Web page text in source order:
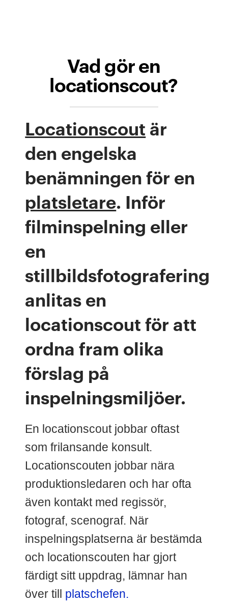
Vad gör en
locationscout?
Locationscout är
den engelska
benämningen för en
platsletare. Inför
filminspelning eller
en
stillbildsfotografering
anlitas en
locationscout för att
ordna fram olika
förslag på
inspelningsmiljöer.
En locationscout jobbar oftast
som frilansande konsult.
Locationscouten jobbar nära
produktionsledaren och har ofta
även kontakt med regissör,
fotograf, scenograf. När
inspelningsplatserna är bestämda
och locationscouten har gjort
färdigt sitt uppdrag, lämnar han
över till platschefen.